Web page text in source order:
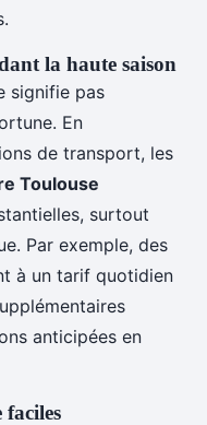
la haute saison
signifie pas
En
de transport, les
Toulouse
surtout
Par exemple, des
à un tarif quotidien
anticipées en
faciles